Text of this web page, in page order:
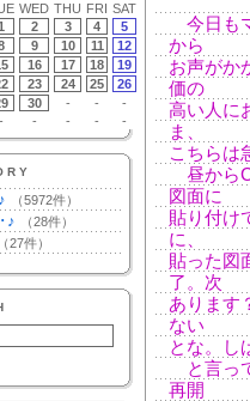
WED THU FRI SAT
2 3 4
5
9 10 11
12
16 17 18
19
23 24 25
26
30 - -
-
- - - - -
（5972件）
♪ （28件）
（27件）
今日も
から
お声がか
価の
高い人に
ま、
こちらは
昼から
図面に
貼り付け
に、
貼った図
了。次
あります
ない
とな。し
と言っ
再開